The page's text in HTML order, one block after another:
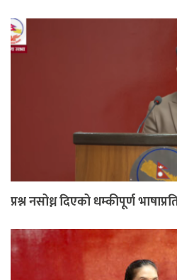
प्रश्न नसोध्न दिएको धम्कीपूर्ण